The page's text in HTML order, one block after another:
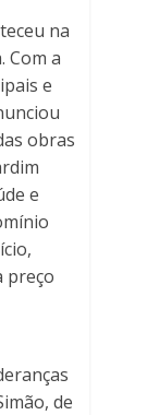
na
Com a
e
obras
e
preço
de